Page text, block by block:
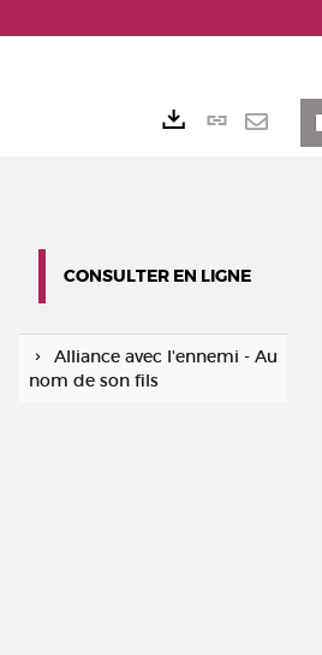
Lien
CONSULTER EN LIGNE
Alliance avec l'ennemi - Au
nom de son fils